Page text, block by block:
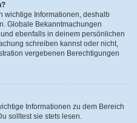
wichtige Informationen, deshalb
Globale Bekanntmachungen
ebenfalls in deinem persönlichen
schreiben kannst oder nicht,
vergebenen Berechtigungen
Informationen zu dem Bereich
solltest sie stets lesen.